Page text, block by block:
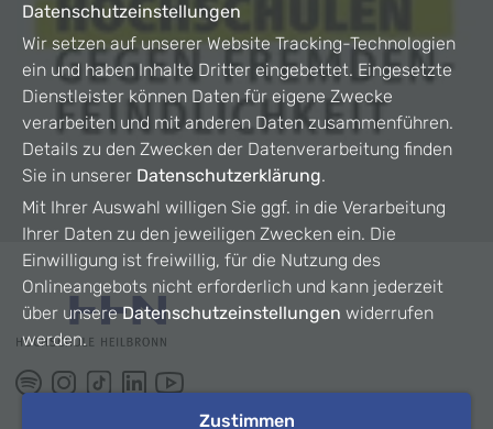
Datenschutzeinstellungen
Wir setzen auf unserer Website Tracking-Technologien
ein und haben Inhalte Dritter eingebettet. Eingesetzte
Dienstleister können Daten für eigene Zwecke
verarbeiten und mit anderen Daten zusammenführen.
Details zu den Zwecken der Datenverarbeitung finden
Sie in unserer Datenschutzerklärung.
Mit Ihrer Auswahl willigen Sie ggf. in die Verarbeitung
Ihrer Daten zu den jeweiligen Zwecken ein. Die
Einwilligung ist freiwillig, für die Nutzung des
Onlineangebots nicht erforderlich und kann jederzeit
über unsereDatenschutzeinstellungen widerrufen
werden.
Zustimmen